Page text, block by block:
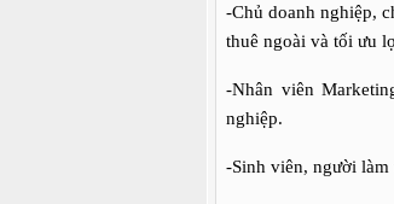
-Chủ doanh nghiệp,
thuê ngoài và tối ưu
-Nhân viên
nghiệp.
-Sinh viên, người